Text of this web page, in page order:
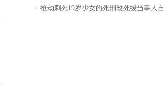
抢劫刺死19岁少女的死刑改死缓当事人自述：出狱11年间始终刻意躲避被害人家属